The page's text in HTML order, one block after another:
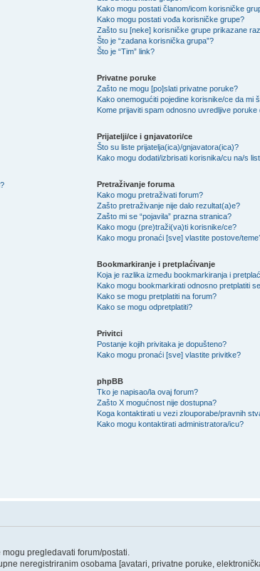
Kako mogu postati članom/icom korisničke
Kako mogu postati vođa korisničke grupe?
Zašto su [neke] korisničke grupe prikazane
Što je “zadana korisnička grupa”?
Što je “Tim” link?
Privatne poruke
Zašto ne mogu [po]slati privatne poruke?
Kako onemogućiti pojedine korisnike/ce da mi
Kome prijaviti spam odnosno uvredljive
Prijatelji/ce i gnjavatori/ce
Što su liste prijatelja(ica)/gnjavatora(ica)?
Kako mogu dodati/izbrisati korisnika/cu na/s
Pretraživanje foruma
Kako mogu pretraživati forum?
Zašto pretraživanje nije dalo rezultat(a)e?
Zašto mi se “pojavila” prazna stranica?
Kako mogu (pre)traži(va)ti korisnike/ce?
Kako mogu pronaći [sve] vlastite postove/
Bookmarkiranje i pretplaćivanje
Koja je razlika između bookmarkiranja i
Kako mogu bookmarkirati odnosno pretplatiti
Kako se mogu pretplatiti na forum?
Kako se mogu odpretplatiti?
Privitci
Postanje kojih privitaka je dopušteno?
Kako mogu pronaći [sve] vlastite privitke?
phpBB
Tko je napisao/la ovaj forum?
Zašto X mogućnost nije dostupna?
Koga kontaktirati u vezi zlouporabe/pravnih
Kako mogu kontaktirati administratora/icu?
pregledavati forum/postati.
neregistriranim osobama [avatari, privatne poruke,